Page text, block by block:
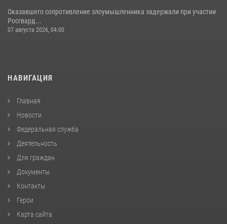
Оказавшего сопротивление злоумышленника задержали при участии
Росгвард...
07 августа 2026, 04:00
НАВИГАЦИЯ
Главная
Новости
Федеральная служба
Деятельность
Для граждан
Документы
Контакты
Герои
Карта сайта